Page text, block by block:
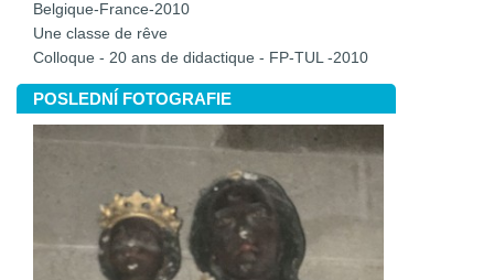
Belgique-France-2010
Une classe de rêve
Colloque - 20 ans de didactique - FP-TUL -2010
POSLEDNÍ FOTOGRAFIE